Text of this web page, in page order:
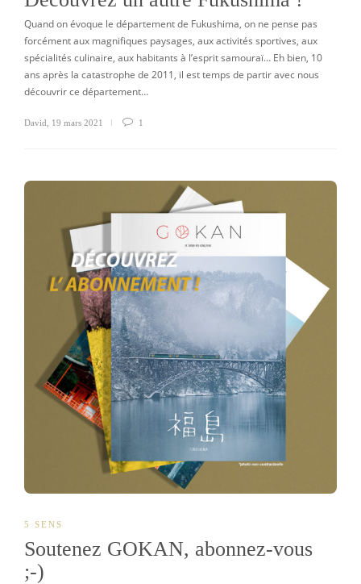
Quand on évoque le département de Fukushima, on ne pense pas
forcément aux magnifiques paysages, aux activités sportives, aux
spécialités culinaire, aux habitants à l’esprit samouraï… Eh bien, 10
ans après la catastrophe de 2011, il est temps de partir avec nous
découvrir ce département…
David 19 mars 2021 1
5 SENS
Soutenez GOKAN, abonnez-vous
;-)